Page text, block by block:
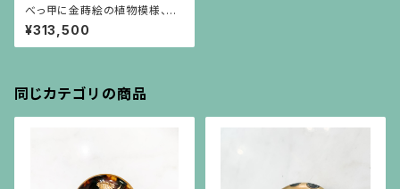
べっ甲に金蒔絵の植物模様、大
小の真珠の横長ブローチ
¥313,500
同じカテゴリの商品